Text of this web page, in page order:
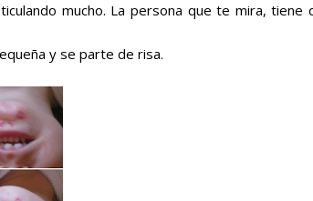
mucho. La persona que te mira, tiene
y se parte de risa.